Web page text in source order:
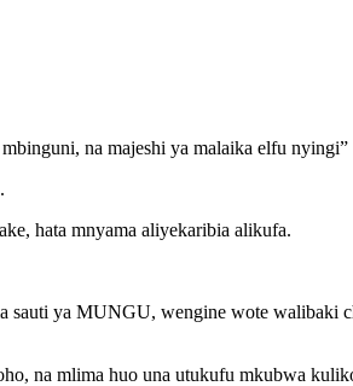
na majeshi ya malaika elfu nyingi”
hata mnyama aliyekaribia alikufa.
sauti ya MUNGU, wengine wote walibaki
na mlima huo una utukufu mkubwa